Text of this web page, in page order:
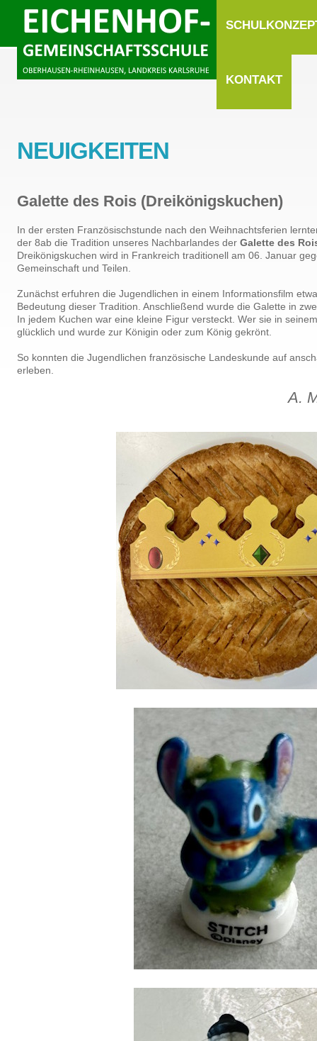
KONTAKT
NEUIGKEITEN
Galette des Rois (Dreikönigskuchen)
In der ersten Französischstunde nach den Weihnachtsferien
der 8ab die Tradition unseres Nachbarlandes der Galette des
Dreikönigskuchen wird in Frankreich traditionell am 06. Januar
Gemeinschaft und Teilen.
Zunächst erfuhren die Jugendlichen in einem Informationsfilm
Bedeutung dieser Tradition. Anschließend wurde die Galette in
In jedem Kuchen war eine kleine Figur versteckt. Wer sie in
glücklich und wurde zur Königin oder zum König gekrönt.
So konnten die Jugendlichen französische Landeskunde auf
erleben.
A.